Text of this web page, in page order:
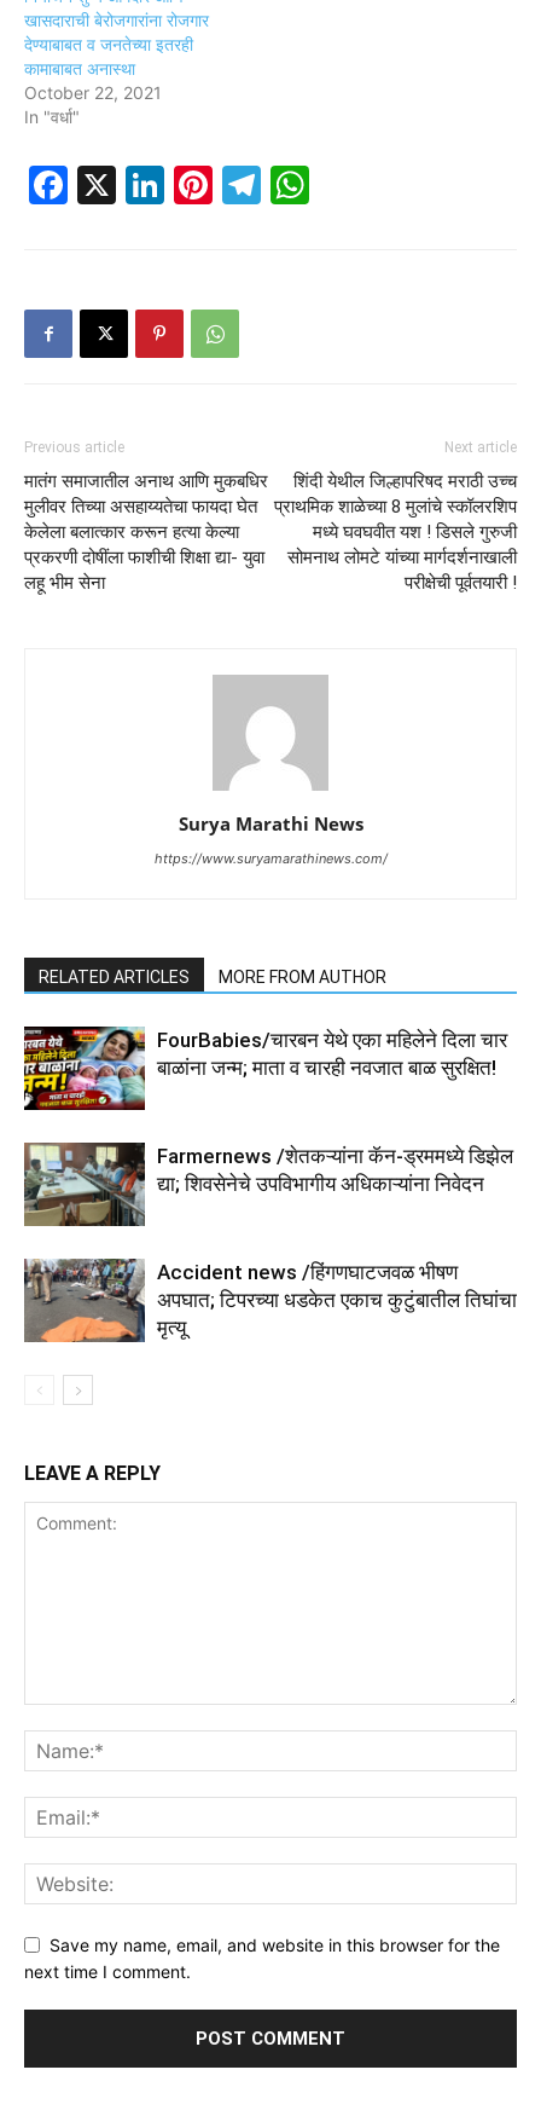
खासदाराची बेरोजगारांना रोजगार
देण्याबाबत व जनतेच्या इतरही
कामाबाबत अनास्था
October 22, 2021
In "वर्धा"
Facebook
X LinkedIn
Pinterest
Telegram
Previous article
मातंग समाजातील अनाथ आणि मुकबधिर
मुलीवर तिच्या असहाय्यतेचा फायदा घेत
केलेला बलात्कार करून हत्या केल्या
प्रकरणी दोषींला फाशीची शिक्षा द्या- युवा
लहू भीम सेना
Next article
शिंदी येथील जिल्हापरिषद मराठी उच्च
प्राथमिक शाळेच्या 8 मुलांचे स्कॉलरशिप
मध्ये घवघवीत यश ! डिसले गुरुजी
सोमनाथ लोमटे यांच्या मार्गदर्शनाखाली
परीक्षेची पूर्वतयारी !
Surya Marathi News
https://www.suryamarathinews.com/
RELATED ARTICLES MORE FROM AUTHOR
FourBabies/चारबन येथे एका महिलेने दिला चार
बाळांना जन्म; माता व चारही नवजात बाळ सुरक्षित!
Farmernews /शेतकऱ्यांना कॅन-ड्रममध्ये डिझेल
द्या; शिवसेनेचे उपविभागीय अधिकाऱ्यांना निवेदन
Accident news /हिंगणघाटजवळ भीषण
अपघात; टिपरच्या धडकेत एकाच कुटुंबातील तिघांचा
मृत्यू
LEAVE A REPLY
Save my name, email, and website in this browser for the
next time I comment.